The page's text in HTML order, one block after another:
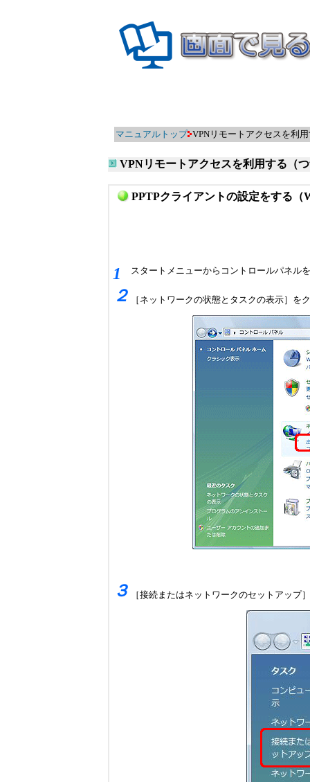
マニュアルトップ VPNリモートアクセスを利
VPNリモートアクセスを利用する（
PPTPクライアントの設定をする（
1 スタートメニューからコントロールパネル
２ ［ネットワークの状態とタスクの表示］を
３ ［接続またはネットワークのセットアップ